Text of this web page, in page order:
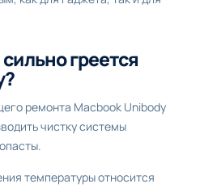
греется
ремонта Macbook Unibody
чистку системы
температуры относится